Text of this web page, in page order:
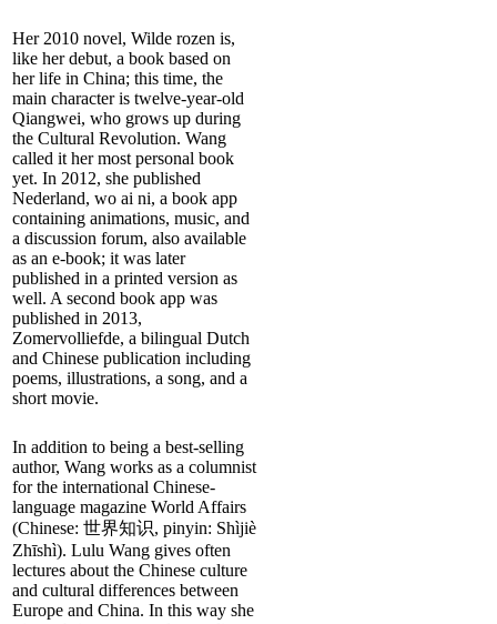
Her 2010 novel, Wilde rozen is,
like her debut, a book based on
her life in China; this time, the
main character is twelve-year-old
Qiangwei, who grows up during
the Cultural Revolution. Wang
called it her most personal book
yet. In 2012, she published
Nederland, wo ai ni, a book app
containing animations, music, and
a discussion forum, also available
as an e-book; it was later
published in a printed version as
well. A second book app was
published in 2013,
Zomervolliefde, a bilingual Dutch
and Chinese publication including
poems, illustrations, a song, and a
short movie.
In addition to being a best-selling
author, Wang works as a columnist
for the international Chinese-
language magazine World Affairs
(Chinese: 世界知识, pinyin: Shìjiè
Zhīshì). Lulu Wang gives often
lectures about the Chinese culture
and cultural differences between
Europe and China. In this way she